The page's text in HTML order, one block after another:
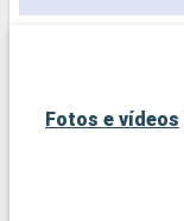
Fotos e vídeos